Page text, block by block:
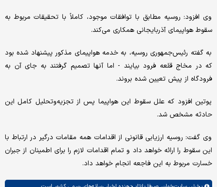
وی افزود: روسیه مطابق با توافقات موجود، کاملاً با تحقیقات مربوط به
سقوط هواپیمای آذربایجانی همکاری می‌کند.
به گفته رئیس‌جمهوری روسیه، به خدمه هواپیمای مذکور پیشنهاد شده بود
که در مخاج قلعه فرود بیایند - اما آنها تصمیم گرفتند به جای آن به
فرودگاه از پیش تعیین شده بروند.
پوتین افزود که علل سقوط این هواپیما پس از تجزیه‌وتحلیل کامل این
حادثه مشخص شد.
وی گفت: روسیه ارزیابی قانونی از اقدامات همه مقامات درگیر در ارتباط با
این سقوط را ارائه خواهد داد و تمام اقدامات لازم را برای اطمینان از جبران
خسارت مربوط به این فاجعه انجام خواهد داد.